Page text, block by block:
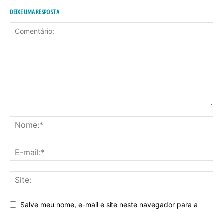
DEIXE UMA RESPOSTA
Salve meu nome, e-mail e site neste navegador para a